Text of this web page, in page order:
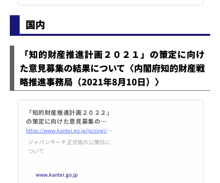
プ＋編集部籾山氏がツイートしま
6ヵ国語目で、これまで、英語、
スペイン語、タイ語、インドネシ
のロシア語という流れです。 過去
には、Youtube上でジャンプ公式
として翻訳したコンテンツを配信
し...
国内
「知的財産推進計画２０２１」の策定に向け
た意見募集の結果について〈内閣府知的財産戦
略推進事務局（2021年8月10日）〉
「知的財産推進計画２０２２」
の策定に向けた意見募集の結果
について
https://www.kantei.go.jp/jp/singi/titeki2/chizaikeikaku2021_iken_kekka.html
ジャパンサーチ正式版の公開日に
ついて
www.kantei.go.jp